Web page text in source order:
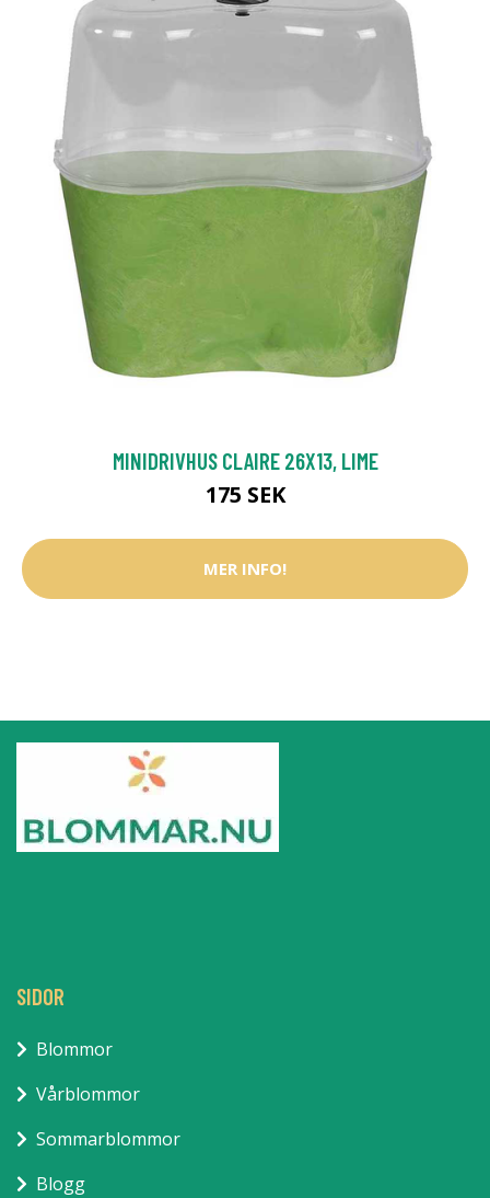
MINIDRIVHUS CLAIRE 26X13, LIME
175 SEK
MER INFO!
SIDOR
Blommor
Vårblommor
Sommarblommor
Blogg